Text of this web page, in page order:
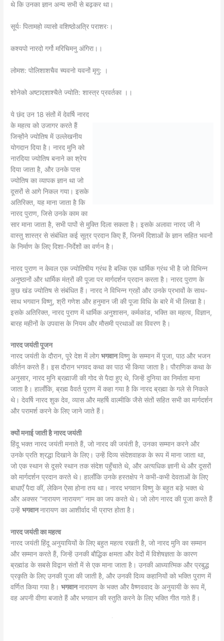
थे कि उनका ज्ञान अन्य सभी से बढ़कर था।
सूर्यः पितामहो व्यासो वशिष्ठोअत्रि पराशरः।
कश्यपो नारदो गर्गो मरिचिमनु अंगिरा।।
लोमश: पोलिशाशचैव च्यवनो यवनों मृगु: ।
शोनेको अष्टादशाश्चैते ज्योति: शास्त्र प्रवर्तका ।।
ये छंद उन 18 संतों में देवर्षि नारद
के महत्व को उजागर करते हैं
जिन्होंने ज्योतिष में उल्लेखनीय
योगदान दिया है। नारद मुनि को
नारदिया ज्योतिष बनाने का श्रेय
दिया जाता है, और उनके पास
ज्योतिष का व्यापक ज्ञान था जो
दूसरों से आगे निकल गया। इसके
अतिरिक्त, यह माना जाता है कि
नारद पुराण, जिसे उनके काम का
सार माना जाता है, सभी पापों से मुक्ति दिला सकता है। इसके अलावा नारद जी ने
वास्तु शास्त्र से संबंधित कई सूत्र प्रदान किए हैं, जिनमें दिशाओं के ज्ञान सहित भवनों
के निर्माण के लिए दिशा-निर्देशों का वर्णन है।
नारद पुराण न केवल एक ज्योतिषीय ग्रंथ है बल्कि एक धार्मिक ग्रंथ भी है जो विभिन्न
अनुष्ठानों और धार्मिक मंत्रों की पूजा पर मार्गदर्शन प्रदान करता है। नारद पुराण के
कुछ खंड ज्योतिष से संबंधित हैं। नारद ने विभिन्न ग्रहों और उनके प्रभावों के साथ-
साथ भगवान विष्णु, श्री गणेश और हनुमान जी की पूजा विधि के बारे में भी लिखा है।
इसके अतिरिक्त, नारद पुराण में धार्मिक अनुशासन, कर्मकांड, भक्ति का महत्व, विज्ञान,
बारह महीनों के उपवास के नियम और मौसमी प्रथाओं का विवरण है।
नारद जयंती पूजन
नारद जयंती के दौरान, पूरे देश में लोगभगवानविष्णु के सम्मान में पूजा, पाठ और भजन
कीर्तन करते हैं। इस दौरान भगवद कथा का पाठ भी किया जाता है। पौराणिक कथा के
अनुसार, नारद मुनि ब्रह्माजी की गोद से पैदा हुए थे, जिन्हें दुनिया का निर्माता माना
जाता है। हालाँकि, ब्रह्म वैवर्त पुराण में कहा गया है कि नारद ब्रह्मा के गले से निकले
थे। देवर्षि नारद शुक देव, व्यास और महर्षि वाल्मीकि जैसे संतों सहित सभी का मार्गदर्शन
और परामर्श करने के लिए जाने जाते हैं।
क्योंमनाईजातीहैनारदजयंती
हिंदू भक्त नारद जयंती मनाते हैं, जो नारद की जयंती है, उनका सम्मान करने और
उनके प्रति श्रद्धा दिखाने के लिए। उन्हें दिव्य संदेशवाहक के रूप में माना जाता था,
जो एक स्थान से दूसरे स्थान तक संदेश पहुँचाते थे, और अत्यधिक ज्ञानी थे और दूसरों
को मार्गदर्शन प्रदान करते थे। हालाँकि उनके हस्तक्षेप ने कभी-कभी देवताओं के लिए
बाधाएँ पैदा कीं, लेकिन ऐसा होना तय था। नारद भगवान विष्णु के बहुत बड़े भक्त थे
और अक्सर “नारायण नारायण” नाम का जप करते थे। जो लोग नारद की पूजा करते हैं
उन्हेंभगवाननारायण का आशीर्वाद भी प्राप्त होता है।
नारद जयंती का महत्व
नारद जयंती हिंदू अनुयायियों के लिए बहुत महत्व रखती है, जो नारद मुनि का सम्मान
और सम्मान करते हैं, जिन्हें उनकी बौद्धिक क्षमता और वेदों में विशेषज्ञता के कारण
ब्रह्मांड के सबसे विद्वान संतों में से एक माना जाता है। उनकी आध्यात्मिक और प्रबुद्ध
प्रकृति के लिए उनकी पूजा की जाती है, और उनकी दिव्य कहानियों को भक्ति पुराण में
वर्णित किया गया है।भगवाननारायण के भक्त और वैष्णववाद के अनुयायी के रूप में,
वह अपनी वीणा बजाते हैं और भगवान की स्तुति करने के लिए भक्ति गीत गाते हैं।